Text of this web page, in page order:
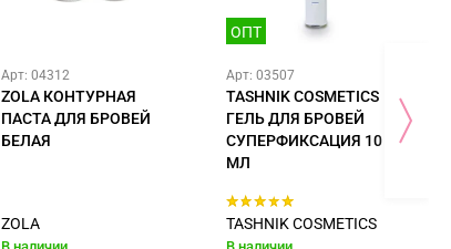
Арт: 04312
ZOLA КОНТУРНАЯ
ПАСТА ДЛЯ БРОВЕЙ
БЕЛАЯ
ZOLA
ОПТ
Арт: 03507
TASHNIK COSMETICS
ГЕЛЬ ДЛЯ БРОВЕЙ
СУПЕРФИКСАЦИЯ 10
МЛ
TASHNIK COSMETICS